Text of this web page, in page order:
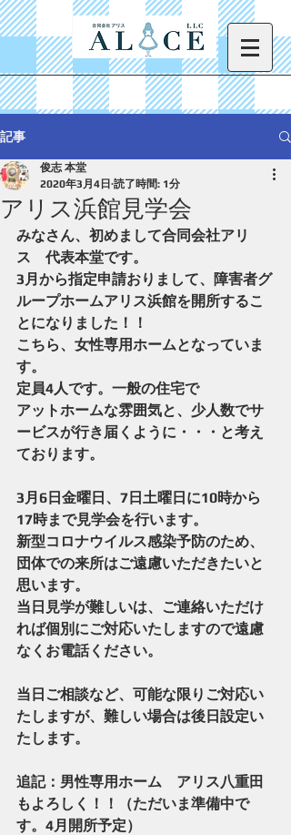
記事
アリス浜館見学会
俊志 本堂
2020年3月4日 読了時間: 1分
みなさん、初めまして合同会社アリ
ス　代表本堂です。
3月から指定申請おりまして、障害者グ
ループホームアリス浜館を開所するこ
とになりました！！
こちら、女性専用ホームとなっていま
す。
定員4人です。一般の住宅で
アットホームな雰囲気と、少人数でサ
ービスが行き届くように・・・と考え
ております。
3月6日金曜日、7日土曜日に10時から
17時まで見学会を行います。
新型コロナウイルス感染予防のため、
団体での来所はご遠慮いただきたいと
思います。
当日見学が難しいは、ご連絡いただけ
れば個別にご対応いたしますので遠慮
なくお電話ください。
当日ご相談など、可能な限りご対応い
たしますが、難しい場合は後日設定い
たします。
追記：男性専用ホーム　アリス八重田
もよろしく！！（ただいま準備中で
す。4月開所予定）